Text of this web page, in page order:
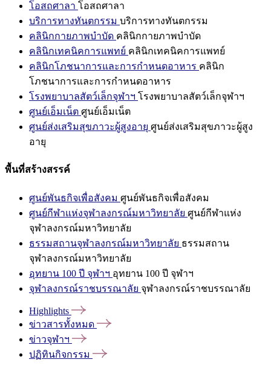
โอสถศาลา โอสถศาลา
บริการทางทันตกรรม บริการทางทันตกรรม
คลินิกกายภาพบำบัด คลินิกกายภาพบำบัด
คลินิกเทคนิคการแพทย์ คลินิกเทคนิคการแพทย์
คลินิกโภชนาการและการกำหนดอาหาร คลินิก
โภชนาการและการกำหนดอาหาร
โรงพยาบาลสัตว์เล็กจุฬาฯ โรงพยาบาลสัตว์เล็กจุฬาฯ
ศูนย์เอ็มเน็ต ศูนย์เอ็มเน็ต
ศูนย์ส่งเสริมสุขภาวะผู้สูงอายุ ศูนย์ส่งเสริมสุขภาวะผู้สูง
อายุ
พื้นที่สร้างสรรค์
ศูนย์พันธกิจเพื่อสังคม ศูนย์พันธกิจเพื่อสังคม
ศูนย์กีฬาแห่งจุฬาลงกรณ์มหาวิทยาลัย ศูนย์กีฬาแห่ง
จุฬาลงกรณ์มหาวิทยาลัย
ธรรมสถานจุฬาลงกรณ์มหาวิทยาลัย ธรรมสถาน
จุฬาลงกรณ์มหาวิทยาลัย
อุทยาน 100 ปี จุฬาฯ อุทยาน 100 ปี จุฬาฯ
จุฬาลงกรณ์ราชบรรณาลัย จุฬาลงกรณ์ราชบรรณาลัย
Highlights
ข่าวสารทั้งหมด
ข่าวจุฬาฯ
ปฏิทินกิจกรรม